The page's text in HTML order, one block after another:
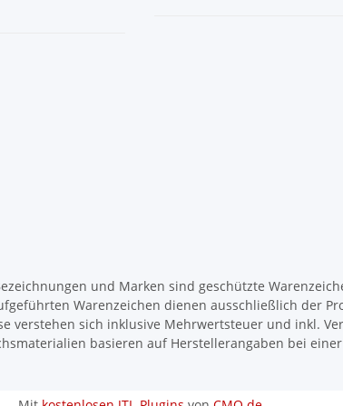
und Marken sind geschützte
Warenzeichen dienen ausschließlich der
verstehen sich inklusive Mehrwertsteuer und inkl.
basieren auf Herstellerangaben bei